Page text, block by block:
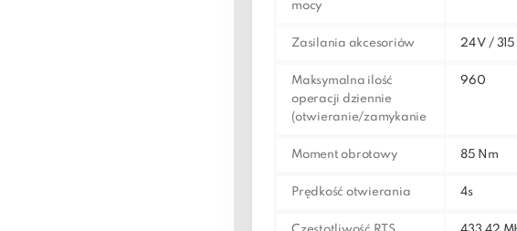
mocy
Zasilania akcesoriów 24 V /
Maksymalna ilość
operacji dziennie
(otwieranie/zamykanie
960
Moment obrotowy 85 Nm
Prędkość otwierania 4s